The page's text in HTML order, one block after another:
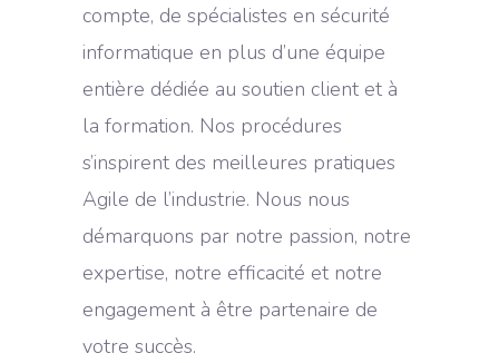
compte, de spécialistes en sécurité
informatique en plus d’une équipe
entière dédiée au soutien client et à
la formation. Nos procédures
s’inspirent des meilleures pratiques
Agile de l’industrie. Nous nous
démarquons par notre passion, notre
expertise, notre efficacité et notre
engagement à être partenaire de
votre succès.